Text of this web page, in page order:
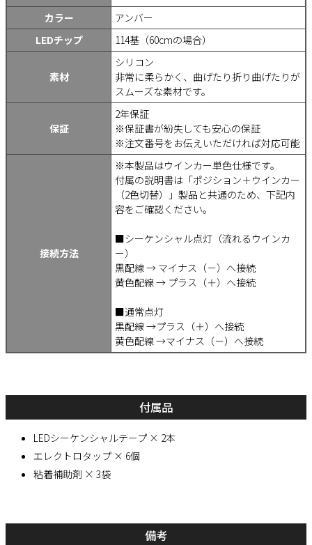
カラー
アンバー
LEDチップ
114基（60cmの場合）
素材
シリコン
非常に柔らかく、曲げたり折り曲げたりが
スムーズな素材です。
保証
2年保証
※保証書が紛失しても安心の保証
※注文番号をお伝えいただければ対応可能
接続方法
※本製品はウインカー単色仕様です。
付属の説明書は「ポジション＋ウインカー
（2色切替）」製品と共通のため、下記内
容をご確認ください。
■シーケンシャル点灯（流れるウインカ
ー）
黒配線 → マイナス（－）へ接続
黄色配線 → プラス（＋）へ接続
■通常点灯
黒配線 →プラス（＋）へ接続
黄色配線 →マイナス（－）へ接続
付属品
LEDシーケンシャルテープ × 2本
エレクトロタップ × 6個
粘着補助剤 × 3袋
備考